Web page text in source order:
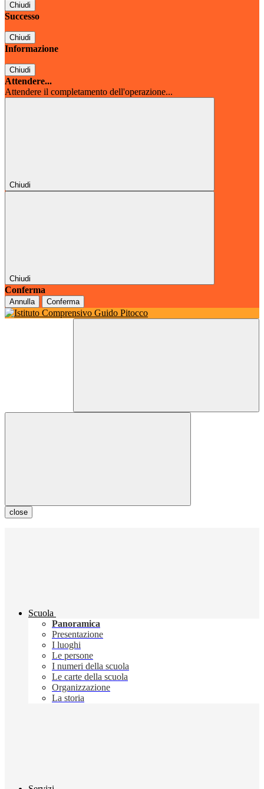
Chiudi
Successo
Chiudi
Informazione
Chiudi
Attendere...
Attendere il completamento dell'operazione...
Chiudi
Chiudi
Conferma
Annulla Conferma
close
Scuola
Panoramica
Presentazione
I luoghi
Le persone
I numeri della scuola
Le carte della scuola
Organizzazione
La storia